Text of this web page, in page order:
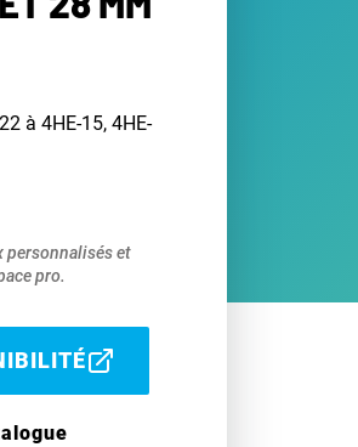
à 4HE-15, 4HE-
personnalisés et
pro.